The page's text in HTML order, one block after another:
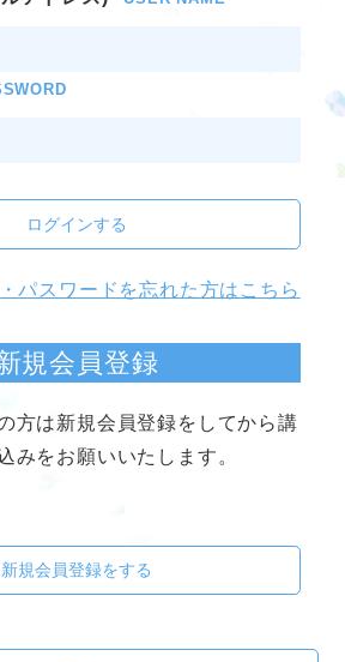
ログインする
パスワードを忘れた方はこちら
規会員登録
方は新規会員登録をしてから講
みをお願いいたします。
新規会員登録をする